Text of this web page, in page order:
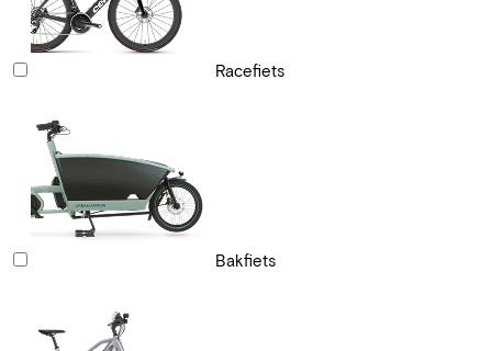
Racefiets
Bakfiets